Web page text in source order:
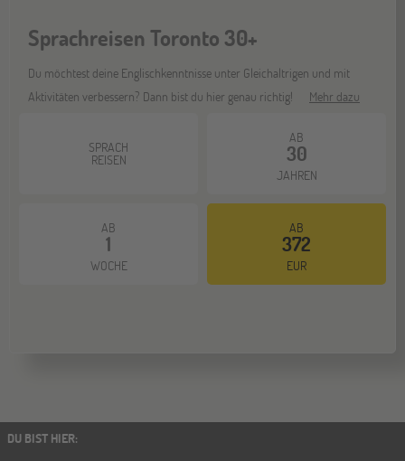
Sprachreisen Toronto 30+
Du möchtest deine Englischkenntnisse unter Gleichaltrigen und mit
Aktivitäten verbessern? Dann bist du hier genau richtig!
Mehr dazu
SPRACH
REISEN
AB
30
JAHREN
AB
1
WOCHE
AB
372
EUR
DU BIST HIER: